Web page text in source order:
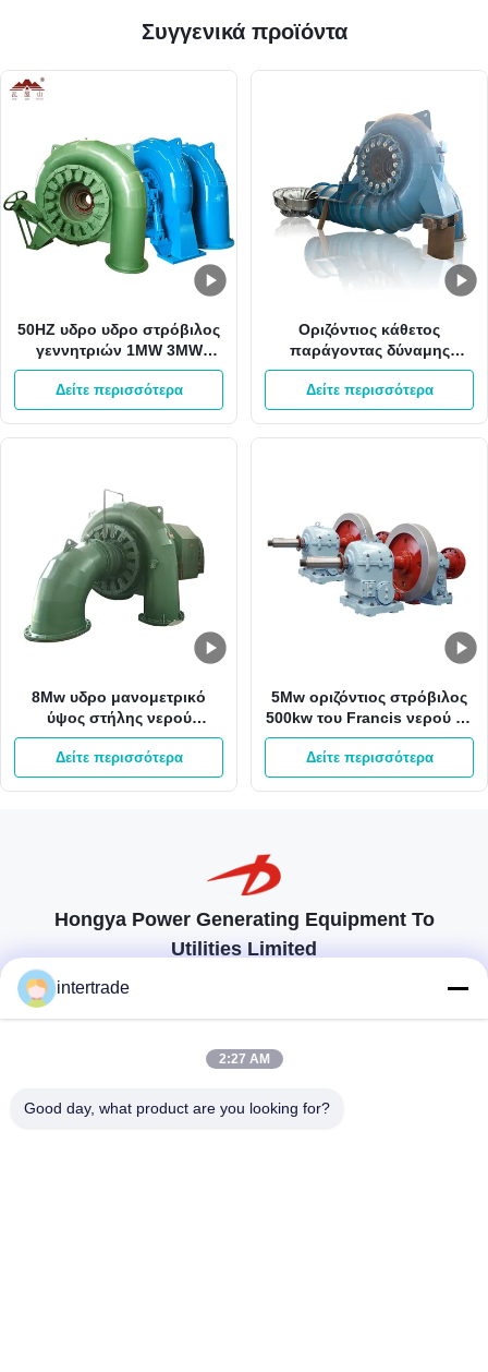
Συγγενικά προϊόντα
50HZ υδρο υδρο στρόβιλος
γεννητριών 1MW 3MW
Pelton Francis δύναμης
Δείτε περισσότερα
Οριζόντιος κάθετος
παράγοντας δύναμης
γεννητριών 2000kw 0,8
υδροηλεκτρικής ενέργειας
Δείτε περισσότερα
8Mw υδρο μανομετρικό
ύψος στήλης νερού
στροβίλων 800kw του
Francis 65m γεννήτρια
τουρμπίνας του Francis
Δείτε περισσότερα
5Mw οριζόντιος στρόβιλος
500kw του Francis νερού με
το δρομέα ανοξείδωτου
Δείτε περισσότερα
Hongya Power Generating Equipment To
Utilities Limited
προσαρμοσμένες λύσεις για να ανταποκρίνονται στις απαιτήσεις των
86-28-37561966-8:00
intertrade
2:27 AM
Good day, what product are you looking for?